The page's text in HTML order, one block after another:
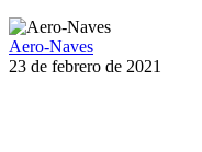
Aero-Naves
23 de febrero de 2021